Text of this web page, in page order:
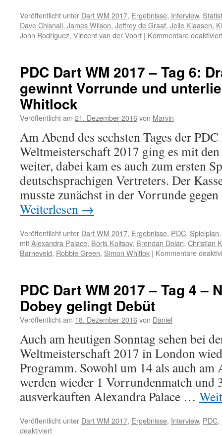
Veröffentlicht unter Dart WM 2017, Ergebnisse, Interview,
Dave Chisnall, James Wilson, Jeffrey de Graaf, Jelle Klaasen,
John Rodriguez, Vincent van der Voort | Kommentare
PDC Dart WM 2017 – Tag 6:
gewinnt Vorrunde und
Whitlock
Veröffentlicht am 21. Dezember 2016von Marvin
Am Abend des sechsten Tages der
Weltmeisterschaft 2017 ging es mit
weiter, dabei kam es auch zum ersten
deutschsprachigen Vertreters. Der
musste zunächst in der Vorrunde
Weiterlesen →
Veröffentlicht unter Dart WM 2017, Ergebnisse, PDC, Spielplan
mitAlexandra Palace, Boris Koltsov, Brendan Dolan, Christian
Barneveld, Robbie Green, Simon Whitlok | Kommentare
PDC Dart WM 2017 – Tag 4 –
Dobey gelingt Debüt
Veröffentlicht am 18. Dezember 2016von Daniel
Auch am heutigen Sonntag sehen bei
Weltmeisterschaft 2017 in London
Programm. Sowohl um 14 als auch
werden wieder 1 Vorrundenmatch und
ausverkauften Alexandra Palace …
Veröffentlicht unter Dart WM 2017, Ergebnisse, Interview, PDC,
deaktiviertfür